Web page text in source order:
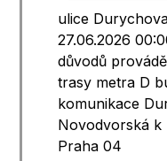
ulice
27.06.2026
důvodů
trasy metra D
komunikace
Novodvorská k
Praha 04